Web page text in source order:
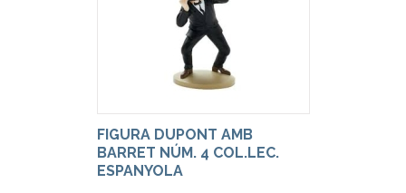
FIGURA DUPONT AMB
BARRET NÚM. 4 COL.LEC.
ESPANYOLA